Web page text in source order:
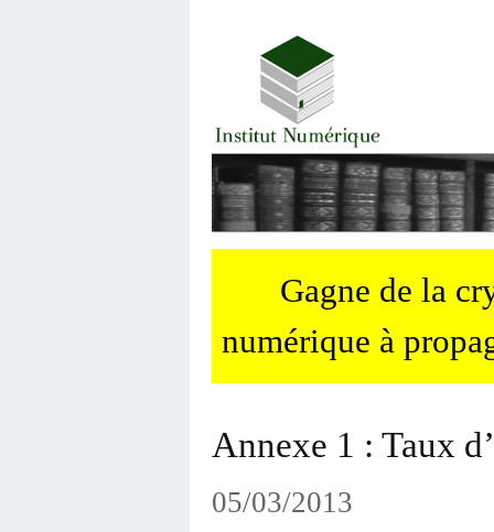
Gagne de la
numérique à
Annexe 1 : Taux
05/03/2013